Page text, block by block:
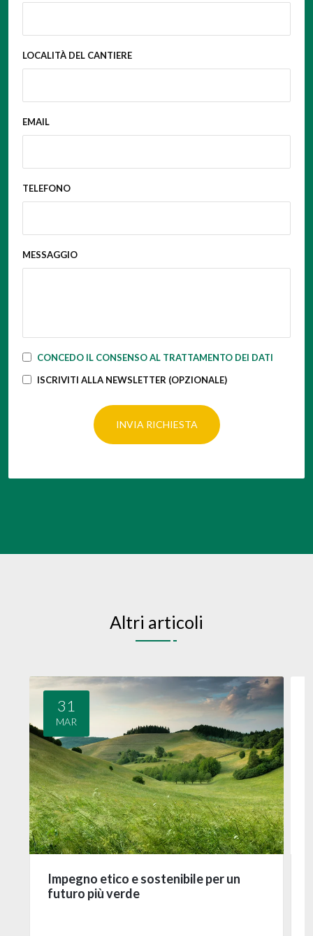
LOCALITÀ DEL CANTIERE
EMAIL
TELEFONO
MESSAGGIO
CONCEDO IL CONSENSO AL TRATTAMENTO DEI DATI
ISCRIVITI ALLA NEWSLETTER (OPZIONALE)
INVIA RICHIESTA
Altri articoli
31
MAR
Impegno etico e sostenibile per un
futuro più verde